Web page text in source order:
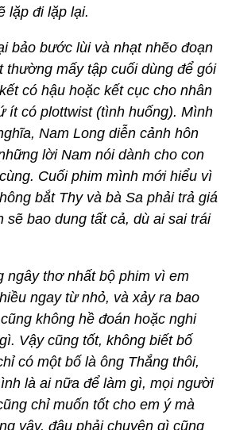
lặp đi lặp lại.
bảo bước lùi và nhạt nhẽo đoạn
thường mấy tập cuối dùng để gói
có hậu hoặc kết cục cho nhân
ít có plottwist (tình huống). Mình
Nam Long diễn cảnh hôn
lời Nam nói dành cho con
Cuối phim mình mới hiểu vì
bắt Thy và bà Sa phải trả giá
sẽ bao dung tất cả, dù ai sai trái
ngây thơ nhất bộ phim vì em
ngay từ nhỏ, và xảy ra bao
không hề đoán hoặc nghi
Vậy cũng tốt, không biết bố
có một bố là ông Thắng thôi,
là ai nữa để làm gì, mọi người
chỉ muốn tốt cho em ý mà
vậy, đâu phải chuyện gì cũng